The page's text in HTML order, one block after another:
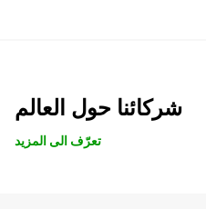
شركائنا حول العالم
تعرّف الى المزيد